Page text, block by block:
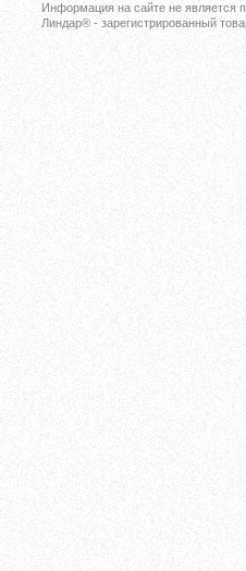
Информация на сайте не является
Линдар® - зарегистрированный